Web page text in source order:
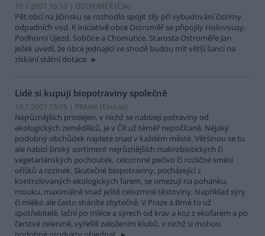
10.1.2001 16:10 | OSTROMĚŘ (ČIA)
Pět obcí na Jičínsku se rozhodlo spojit síly při vybudování čistírny
odpadních vod. K iniciativě obce Ostroměř se připojily Holovousy,
Podhorní Újezd, Sobčice a Chomutice. Starosta Ostroměře Jan
Ježek uvedl, že obce jednající ve shodě budou mít větší šanci na
získání státní dotace.
Lidé si kupují biopotraviny společně
10.1.2001 15:05 | PRAHA (EkoList)
Nejrůznějších prodejen, v nichž se nabízejí potraviny od
ekologických zemědělců, je v ČR už téměř nepočítaně. Nějaký
podobný obchůdek najdete snad v každém městě. Většinou se tu
ale nabízí široký sortiment nejrůznějších makrobiotických či
vegetariánských pochoutek, celozrnné pečivo či rozličné směsi
oříšků a rozinek. Skutečné biopotraviny, pocházející z
kontrolovaných ekologických farem, se omezují na pohanku,
mouku, maximálně snad ještě celozrnné těstoviny. Například sýry
či mléko ale často sháníte zbytečně. V Praze a Brně to už
spotřebitelé, lační po mléce a sýrech od krav a koz z ekofarem a po
čerstvé zelenině, vyřešili založením klubů, v nichž si mohou